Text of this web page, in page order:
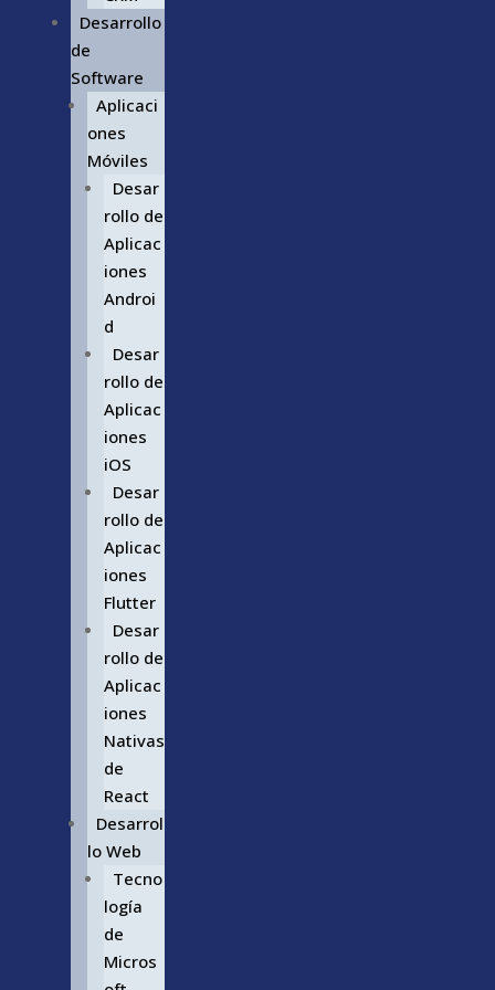
Desarrollo
de
Software
Aplicaci
ones
Móviles
Desar
rollo de
Aplicac
iones
Androi
d
Desar
rollo de
Aplicac
iones
iOS
Desar
rollo de
Aplicac
iones
Flutter
Desar
rollo de
Aplicac
iones
Nativas
de
React
Desarrol
lo Web
Tecno
logía
de
Micros